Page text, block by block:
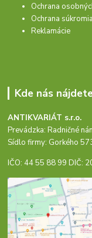
Ochrana
Ochrana súkromia
Reklamácie
Kde nás
ANTIKVARIÁT s.r.o.
Prevádzka: Radničné
Sídlo firmy: Gorkého
IČO: 44 55 88 99 DIČ: